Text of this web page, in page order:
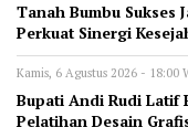
Tanah Bumbu Sukses
Perkuat Sinergi
Kamis, 6 Agustus 2026 - 18:00
Bupati Andi Rudi Latif
Pelatihan Desain